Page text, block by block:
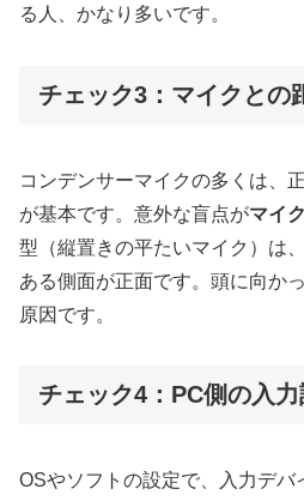
る人、かなり多いです。
チェック3：マイクとの
コンデンサーマイクの多くは、
が基本です。意外な盲点がマイ
型（縦置きの平たいマイク）は
ある側面が正面です。頭に向か
原因です。
チェック4：PC側の入力
OSやソフトの設定で、入力デバ